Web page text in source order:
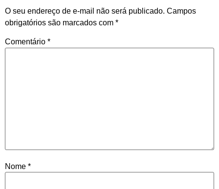
O seu endereço de e-mail não será publicado. Campos
obrigatórios são marcados com *
Comentário *
Nome *